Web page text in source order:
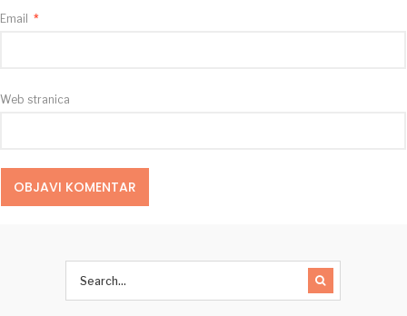
Email *
Web stranica